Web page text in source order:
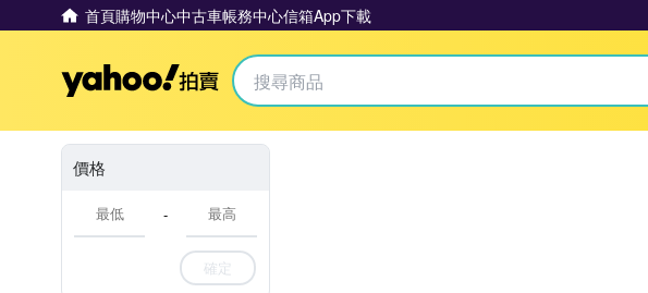
首頁購物中心中古車帳務中心信箱App下載
Yahoo拍賣
價格
-
確定